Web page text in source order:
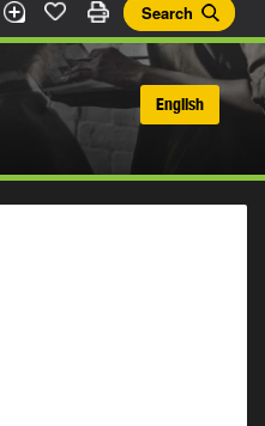
Search
English